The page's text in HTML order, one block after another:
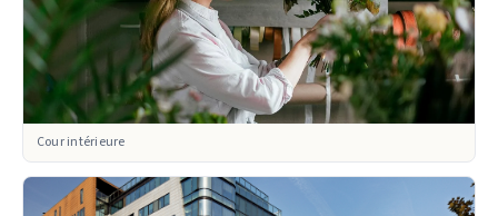
Cour intérieure